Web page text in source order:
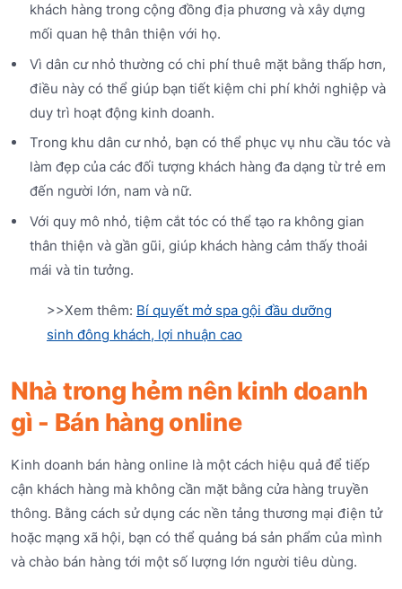
khách hàng trong cộng đồng địa phương và xây dựng
mối quan hệ thân thiện với họ.
Vì dân cư nhỏ thường có chi phí thuê mặt bằng thấp hơn,
điều này có thể giúp bạn tiết kiệm chi phí khởi nghiệp và
duy trì hoạt động kinh doanh.
Trong khu dân cư nhỏ, bạn có thể phục vụ nhu cầu tóc và
làm đẹp của các đối tượng khách hàng đa dạng từ trẻ em
đến người lớn, nam và nữ.
Với quy mô nhỏ, tiệm cắt tóc có thể tạo ra không gian
thân thiện và gần gũi, giúp khách hàng cảm thấy thoải
mái và tin tưởng.
>>Xem thêm: Bí quyết mở spa gội đầu dưỡng
sinh đông khách, lợi nhuận cao
Nhà trong hẻm nên kinh doanh
gì - Bán hàng online
Kinh doanh bán hàng online là một cách hiệu quả để tiếp
cận khách hàng mà không cần mặt bằng cửa hàng truyền
thông. Bằng cách sử dụng các nền tảng thương mại điện tử
hoặc mạng xã hội, bạn có thể quảng bá sản phẩm của mình
và chào bán hàng tới một số lượng lớn người tiêu dùng.